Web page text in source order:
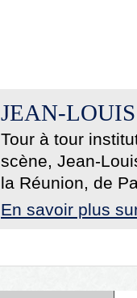
JEAN-
Tour à tour
scène, Jean-
la Réunion, de
En savoir plus